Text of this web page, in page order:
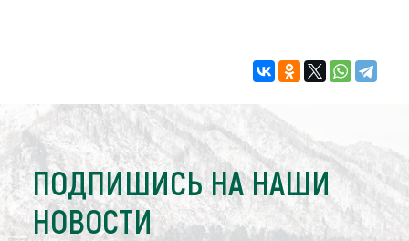
ПОДПИШИСЬ НА НАШИ
НОВОСТИ